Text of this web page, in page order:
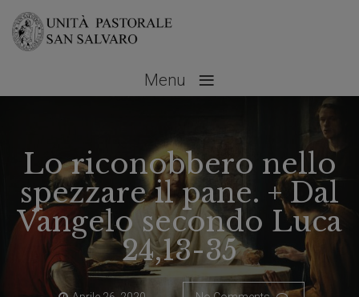
Menu ≡
Lo riconobbero nello
spezzare il pane. + Dal
Vangelo secondo Luca
24,13-35